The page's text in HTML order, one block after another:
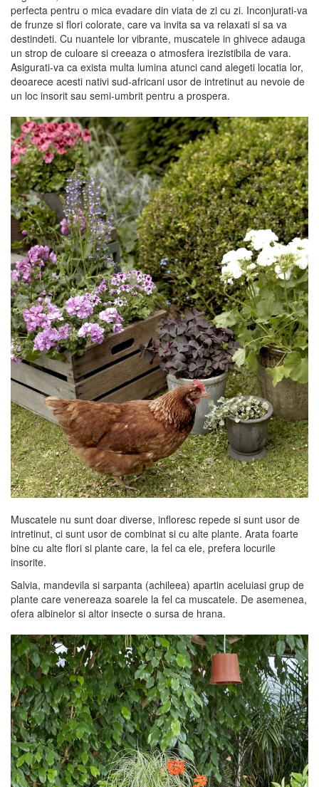
perfecta pentru o mica evadare din viata de zi cu zi. Inconjurati-va
de frunze si flori colorate, care va invita sa va relaxati si sa va
destindeti. Cu nuantele lor vibrante, muscatele in ghivece adauga
un strop de culoare si creeaza o atmosfera irezistibila de vara.
Asigurati-va ca exista multa lumina atunci cand alegeti locatia lor,
deoarece acesti nativi sud-africani usor de intretinut au nevoie de
un loc insorit sau semi-umbrit pentru a prospera.
Muscatele nu sunt doar diverse, infloresc repede si sunt usor de
intretinut, ci sunt usor de combinat si cu alte plante. Arata foarte
bine cu alte flori si plante care, la fel ca ele, prefera locurile
insorite.
Salvia, mandevila si sarpanta (achileea) apartin aceluiasi grup de
plante care venereaza soarele la fel ca muscatele. De asemenea,
ofera albinelor si altor insecte o sursa de hrana.